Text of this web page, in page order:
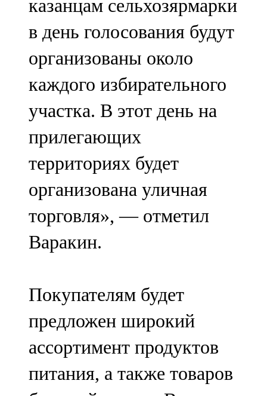
Чирмешән
107,7 FM
Чистай
103,0 FM
Чүпрәле
91,0 FM
Шәмәрдән
102,3 FM
Яңа чишмә
107,0 FM
105,5 FM
казанцам сельхозярмарки
в день голосования будут
организованы около
каждого избирательного
участка. В этот день на
прилегающих
территориях будет
организована уличная
торговля», — отметил
Варакин.
Покупателям будет
предложен широкий
ассортимент продуктов
питания, а также товаров